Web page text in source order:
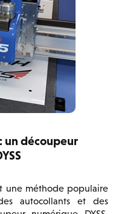
un découpeur
une méthode populaire
autocollants et des